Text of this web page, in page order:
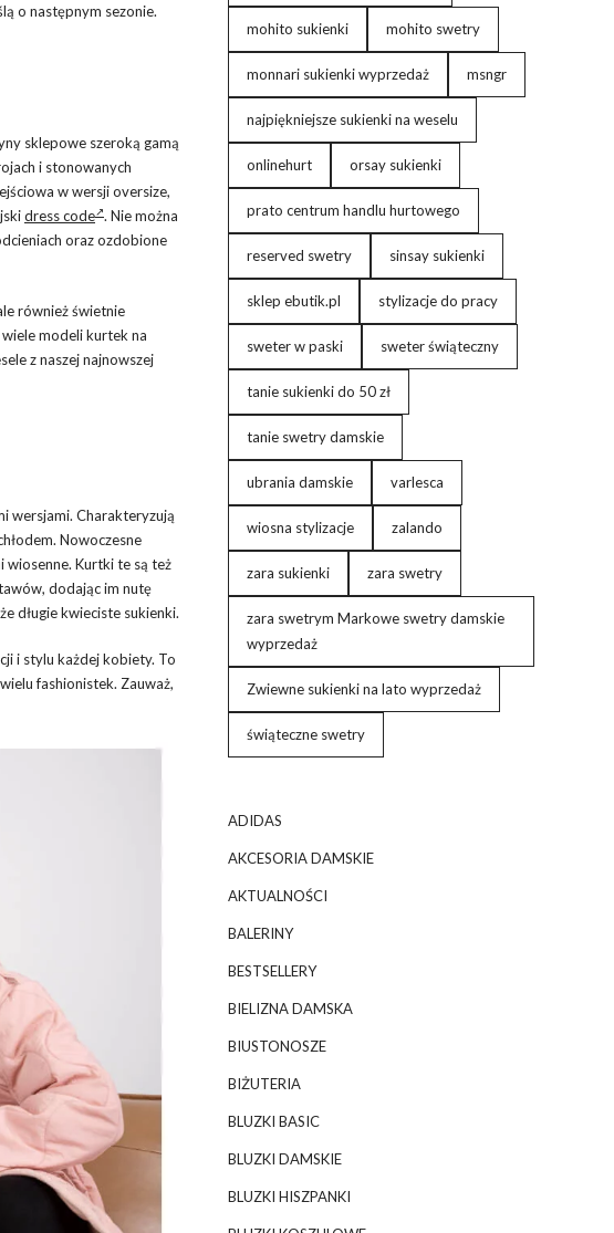
o następnym sezonie.
sklepowe szeroką gamą
i stonowanych
w wersji oversize,
dress code . Nie można
oraz ozdobione
również świetnie
wiele modeli kurtek na
z naszej najnowszej
wersjami. Charakteryzują
Nowoczesne
wiosenne. Kurtki te są też
dodając im nutę
długie kwieciste sukienki.
i stylu każdej kobiety. To
fashionistek. Zauważ,
mohito sukienki mohito swetry
monnari sukienki wyprzedaż msngr
najpiękniejsze sukienki na weselu
onlinehurt orsay sukienki
prato centrum handlu hurtowego
reserved swetry sinsay sukienki
sklep ebutik.pl stylizacje do pracy
sweter w paski sweter świąteczny
tanie sukienki do 50 zł
tanie swetry damskie
ubrania damskie varlesca
wiosna stylizacje zalando
zara sukienki zara swetry
zara swetrym Markowe swetry damskie
wyprzedaż
Zwiewne sukienki na lato wyprzedaż
świąteczne swetry
ADIDAS
AKCESORIA DAMSKIE
AKTUALNOŚCI
BALERINY
BESTSELLERY
BIELIZNA DAMSKA
BIUSTONOSZE
BIŻUTERIA
BLUZKI BASIC
BLUZKI DAMSKIE
BLUZKI HISZPANKI